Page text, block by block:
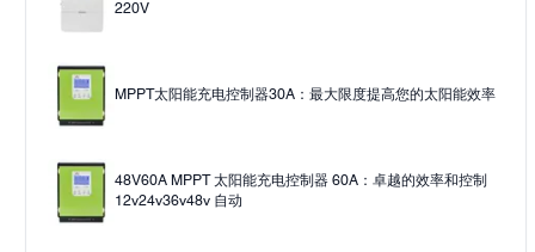
220V
MPPT太阳能充电控制器30A：最大限度提高您的太阳能效率
48V60A MPPT 太阳能充电控制器 60A：卓越的效率和控制
12v24v36v48v 自动